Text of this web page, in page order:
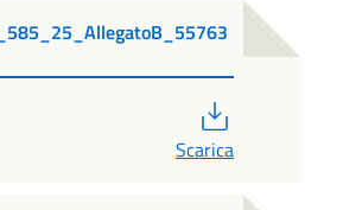
Scarica